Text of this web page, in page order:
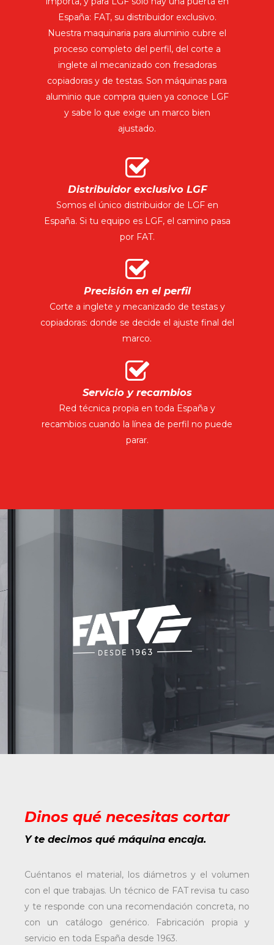
España: FAT, su distribuidor exclusivo.
Nuestra maquinaria para aluminio cubre el
proceso completo del perfil, del corte a
inglete al mecanizado con fresadoras
copiadoras y de testas. Son máquinas para
aluminio que compra quien ya conoce LGF
y sabe lo que exige un marco bien
ajustado.
Distribuidor exclusivo LGF
Somos el único distribuidor de LGF en
España. Si tu equipo es LGF, el camino pasa
por FAT.
Precisión en el perfil
Corte a inglete y mecanizado de testas y
copiadoras: donde se decide el ajuste final del
marco.
Servicio y recambios
Red técnica propia en toda España y
recambios cuando la línea de perfil no puede
parar.
Dinos qué necesitas cortar
Y te decimos qué máquina encaja.
Cuéntanos el material, los diámetros y el volumen
con el que trabajas. Un técnico de FAT revisa tu caso
y te responde con una recomendación concreta, no
con un catálogo genérico. Fabricación propia y
servicio en toda España desde 1963.